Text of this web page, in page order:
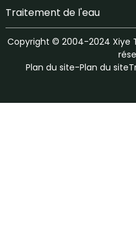
Traitement de l'eau
Copyright © 2004-2024 Xiye
Plan du site-Plan du